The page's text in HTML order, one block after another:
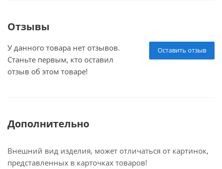
Отзывы
Оставить отзыв
У данного товара нет отзывов.
Станьте первым, кто оставил
отзыв об этом товаре!
Дополнительно
Внешний вид изделия, может отличаться от картинок,
представленных в карточках товаров!